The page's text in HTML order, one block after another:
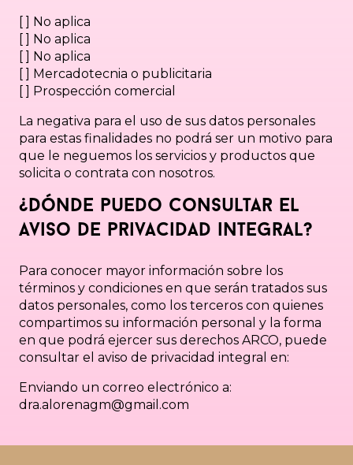
[ ] No aplica
[ ] No aplica
[ ] No aplica
[ ] Mercadotecnia o publicitaria
[ ] Prospección comercial
La negativa para el uso de sus datos personales
para estas finalidades no podrá ser un motivo para
que le neguemos los servicios y productos que
solicita o contrata con nosotros.
¿Dónde puedo consultar el
aviso de privacidad integral?
Para conocer mayor información sobre los
términos y condiciones en que serán tratados sus
datos personales, como los terceros con quienes
compartimos su información personal y la forma
en que podrá ejercer sus derechos ARCO, puede
consultar el aviso de privacidad integral en:
Enviando un correo electrónico a:
dra.alorenagm@gmail.com